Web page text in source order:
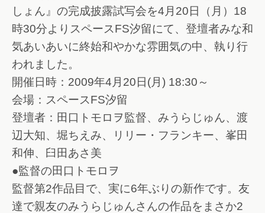
しょん』の完成披露試写会を4月20日（月）18
時30分よりスペースFS汐留にて、登壇者みな和
気あいあいに終始和やかな雰囲気の中、執り行
われました。
開催日時：2009年4月20日(月) 18:30～
会場：スペースFS汐留
登壇者：田口トモロヲ監督、みうらじゅん、渡
辺大知、堀ちえみ、リリー・フランキー、峯田
和伸、臼田あさ美
●監督の田口トモロヲ
監督第2作品目で、実に6年ぶりの新作です。友
達で親友のみうらじゅんさんの作品をまさか2